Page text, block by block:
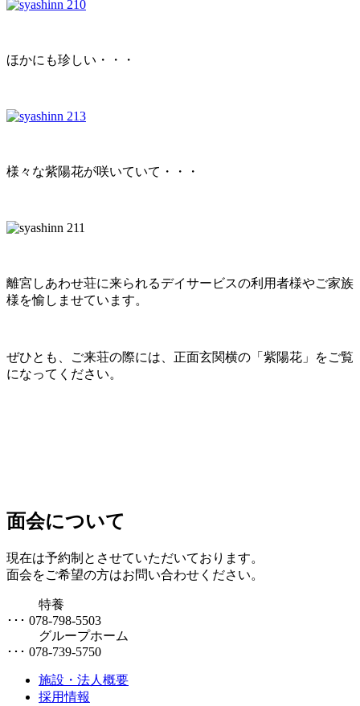
ほかにも珍しい・・・
様々な紫陽花が咲いていて・・・
離宮しあわせ荘に来られるデイサービスの利用者様やご家族
様を愉しませています。
ぜひとも、ご来荘の際には、正面玄関横の「紫陽花」をご覧
になってください。
面会について
現在は予約制とさせていただいております。
面会をご希望の方はお問い合わせください。
特養
･･･ 078-798-5503
グループホーム
･･･ 078-739-5750
施設・法人概要
採用情報